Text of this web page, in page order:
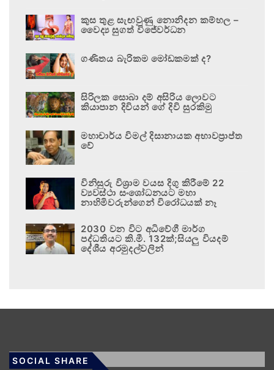
කුස තුළ සැඟවුණු නොනිදන කම්හල –
වෛද්‍ය සුගත් විජේවර්ධන
ගණිතය බැරිකම මෝඩකමක් ද?
සිරිලක සොබා දම් අසිරිය ලොවට
කියාපාන දිවියන් ගේ දිවි සුරකිමු
මහාචාර්ය විමල් දිසානායක අභාවප්‍රාප්ත
වේ
විනිසුරු විශ්‍රාම වයස දිගු කිරීමේ 22
ව්‍යවස්ථා සංශෝධනයට මහා
නාහිමිවරුන්ගෙන් විරෝධයක් නෑ
2030 වන විට අධිවේගී මාර්ග
පද්ධතියට කි.මී. 132ක්;සියලු වියදම්
දේශීය අරමුදල්වලින්
SOCIAL SHARE